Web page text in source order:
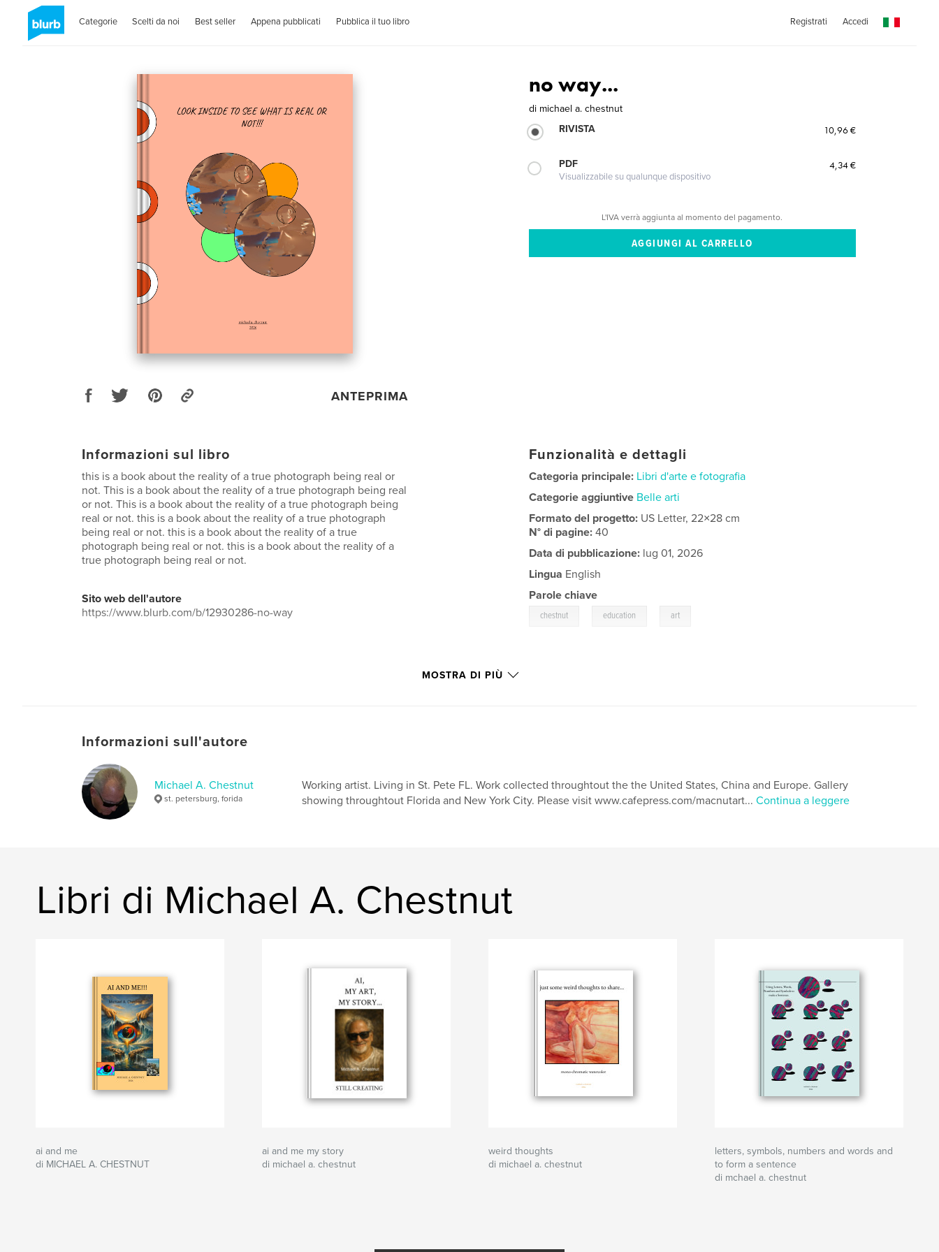
Categorie Scelti da noi Best seller Appena pubblicati Pubblica il tuo libro Registrati Accedi
ANTEPRIMA
no way...
di michael a. chestnut
RIVISTA
10,96 €
PDF
Visualizzabile su qualunque dispositivo
4,34 €
L'IVA verrà aggiunta al momento del pagamento.
Informazioni sul libro
this is a book about the reality of a true photograph being real or
not. This is a book about the reality of a true photograph being real
or not. This is a book about the reality of a true photograph being
real or not. this is a book about the reality of a true photograph
being real or not. this is a book about the reality of a true
photograph being real or not. this is a book about the reality of a
true photograph being real or not.
Sito web dell'autore
https://www.blurb.com/b/12930286-no-way
Funzionalità e dettagli
Categoria principale: Libri d'arte e fotografia
Categorie aggiuntive Belle arti
Formato del progetto: US Letter, 22×28 cm
N° di pagine:40
Data di pubblicazione: lug 01, 2026
Lingua English
Parole chiave
chestnut education art
MOSTRA DI PIÙ
Informazioni sull'autore
Michael A. Chestnut
st. petersburg, forida
Working artist. Living in St. Pete FL. Work collected throughtout the the United States, China and Europe. Gallery
showing throughtout Florida and New York City. Please visit www.cafepress.com/macnutart... Continua a leggere
Libri di Michael A. Chestnut
ai and me
di MICHAEL A. CHESTNUT
ai and me my story
di michael a. chestnut
weird thoughts
di michael a. chestnut
letters, symbols, numbers and words and
to form a sentence
di mchael a. chestnut